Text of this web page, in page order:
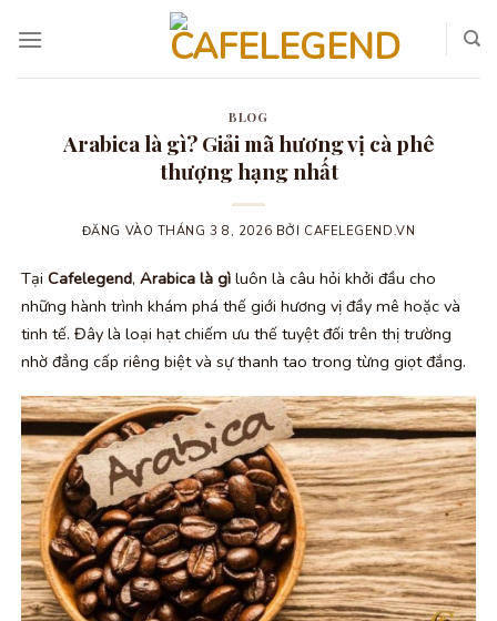
qua
BLOG
Arabica là gì? Giải mã hương vị cà phê
thượng hạng nhất
ĐĂNG VÀO THÁNG 3 8, 2026 BỞI CAFELEGEND.VN
Tại Cafelegend, Arabica là gì luôn là câu hỏi khởi đầu cho
những hành trình khám phá thế giới hương vị đầy mê hoặc và
tinh tế. Đây là loại hạt chiếm ưu thế tuyệt đối trên thị trường
nhờ đẳng cấp riêng biệt và sự thanh tao trong từng giọt đắng.